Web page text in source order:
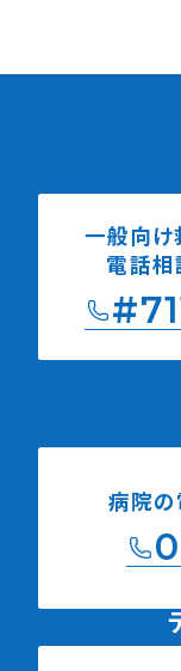
一般向け
電話相
病院